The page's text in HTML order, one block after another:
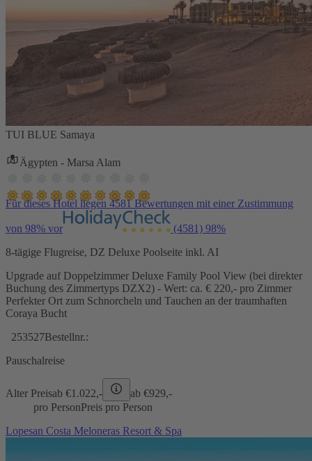
TUI BLUE Samaya
Ägypten - Marsa Alam
Für dieses Hotel liegen 4581 Bewertungen mit einer Zustimmung
von 98% vor (4581) 98%
8-tägige Flugreise, DZ Deluxe Poolseite inkl. AI
Upgrade auf Doppelzimmer Deluxe Family Pool View (bei direkter
Buchung des Zimmertyps DZX2) - Wert: ca. € 220,- pro Zimmer
Perfekter Ort zum Schnorcheln und Tauchen an der traumhaften
Coraya Bucht
253527Bestellnr.:
Pauschalreise
Alter Preisab €1.022,- ab €929,-
pro PersonPreis pro Person
Lopesan Costa Meloneras Resort & Spa